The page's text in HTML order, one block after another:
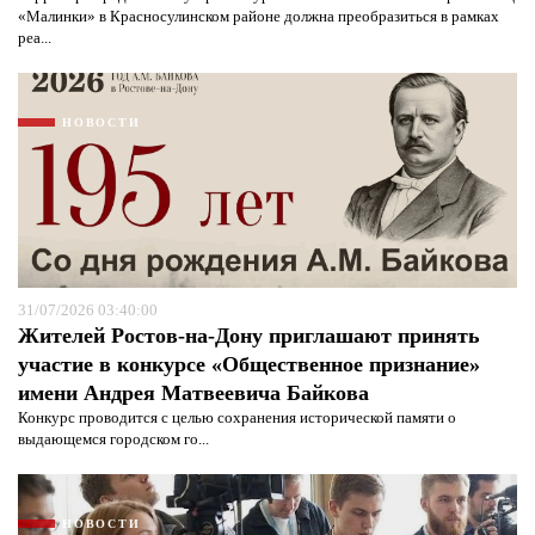
«Малинки» в Красносулинском районе должна преобразиться в рамках
реа...
НОВОСТИ
31/07/2026 03:40:00
Жителей Ростов-на-Дону приглашают принять
участие в конкурсе «Общественное признание»
имени Андрея Матвеевича Байкова
Конкурс проводится с целью сохранения исторической памяти о
выдающемся городском го...
НОВОСТИ